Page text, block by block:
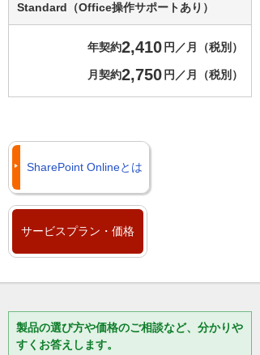
Standard（Office操作サポートあり）
年契約2,410 円／月（税別）
月契約2,750 円／月（税別）
SharePoint Onlineとは
サービスプラン・価格
製品の選び方や価格のご相談など、分かりや
すくお答えします。